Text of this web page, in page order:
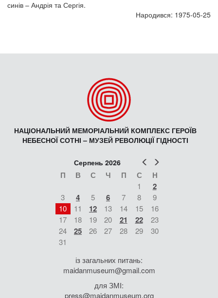
синів – Андрія та Сергія.
Народився: 1975-05-25
НАЦІОНАЛЬНИЙ МЕМОРІАЛЬНИЙ КОМПЛЕКС ГЕРОЇВ
НЕБЕСНОЇ СОТНІ – МУЗЕЙ РЕВОЛЮЦІЇ ГІДНОСТІ
Попер
Серпень 2026
П В С Ч П С Н
1 2
3 4 5 6 7 8
9
10
11 12 13 14 15
16
17
18 19 20 21 22
23
24
25 26 27 28 29
30
31
із загальних питань:
maidanmuseum@gmail.com
для ЗМІ:
press@maidanmuseum.org